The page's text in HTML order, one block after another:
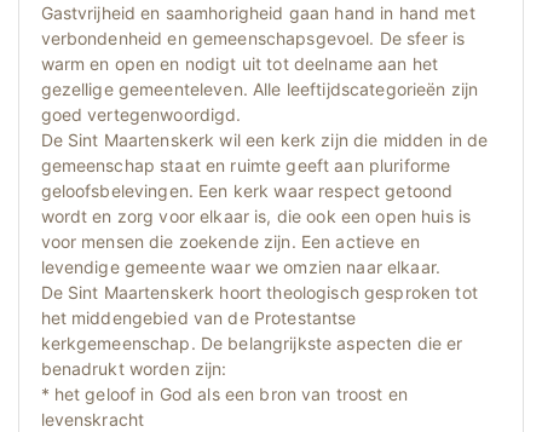
Gastvrijheid en saamhorigheid gaan hand in hand met
verbondenheid en gemeenschapsgevoel. De sfeer is
warm en open en nodigt uit tot deelname aan het
gezellige gemeenteleven. Alle leeftijdscategorieën zijn
goed vertegenwoordigd.
De Sint Maartenskerk wil een kerk zijn die midden in de
gemeenschap staat en ruimte geeft aan pluriforme
geloofsbelevingen. Een kerk waar respect getoond
wordt en zorg voor elkaar is, die ook een open huis is
voor mensen die zoekende zijn. Een actieve en
levendige gemeente waar we omzien naar elkaar.
De Sint Maartenskerk hoort theologisch gesproken tot
het middengebied van de Protestantse
kerkgemeenschap. De belangrijkste aspecten die er
benadrukt worden zijn:
* het geloof in God als een bron van troost en
levenskracht